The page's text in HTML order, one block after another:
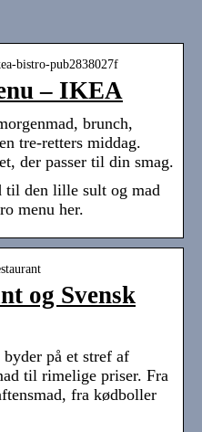
bistro-pub2838027f
– IKEA
brunch,
tre-retters middag.
der passer til din smag.
til den lille sult og mad
menu her.
og Svensk
byder på et stref af
til rimelige priser. Fra
fra kødboller